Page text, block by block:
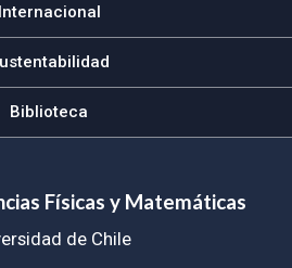
Internacional
Biblioteca
Físicas y Matemáticas
de Chile